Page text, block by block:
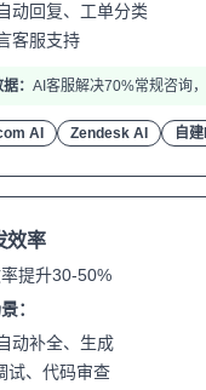
动回复、工单分类
客服支持
： AI客服解决70%常规咨询
AI Zendesk AI 自
效率
提升30-50%
：
动补全、生成
试、代码审查